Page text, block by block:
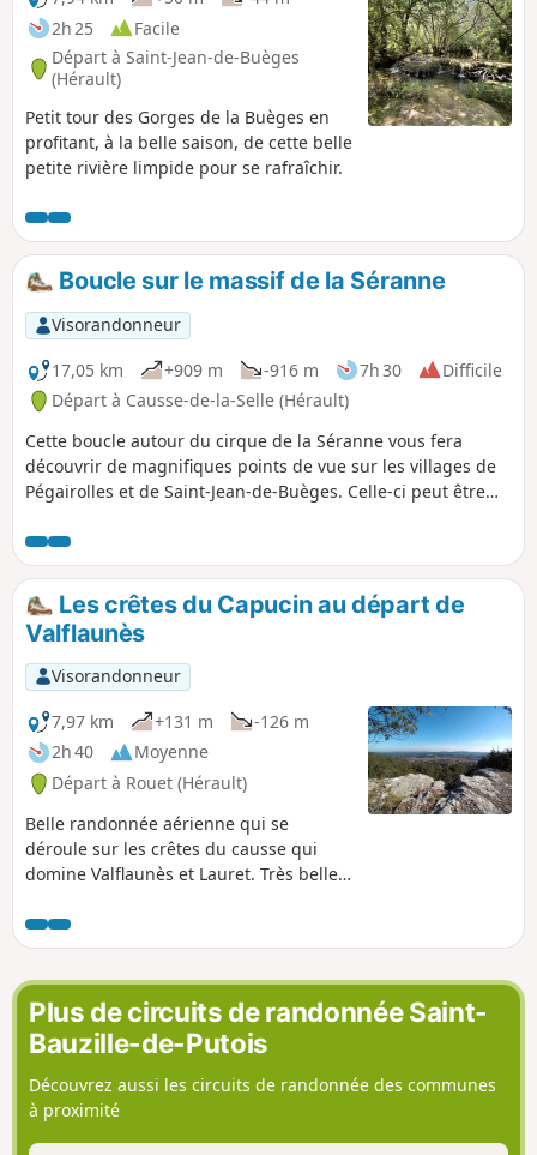
2h 25
Facile
Départ à Saint-Jean-de-Buèges
(Hérault)
Petit tour des Gorges de la Buèges en
profitant, à la belle saison, de cette belle
petite rivière limpide pour se rafraîchir.
Boucle sur le massif de la Séranne
Visorandonneur
17,05 km
+909 m -916 m 7h 30
Difficile
Départ à Causse-de-la-Selle (Hérault)
Cette boucle autour du cirque de la Séranne vous fera
découvrir de magnifiques points de vue sur les villages de
Pégairolles et de Saint-Jean-de-Buèges. Celle-ci peut être
L'ensemble de la randonnée est balisé et les sentiers sont
entretenus.
Les crêtes du Capucin au départ de
Valflaunès
Visorandonneur
7,97 km
+131 m
-126 m
2h 40
Moyenne
Départ à Rouet (Hérault)
Belle randonnée aérienne qui se
déroule sur les crêtes du causse qui
domine Valflaunès et Lauret. Très belles
circuit sur ces villages de la plaine
viticole, les crus du Pic Saint Loup. Au
loin, s'estompent les collines dans un
beau camaïeu de bleus.
Plus de circuits de randonnée Saint-
Bauzille-de-Putois
Découvrez aussi les circuits de randonnée des communes
à proximité